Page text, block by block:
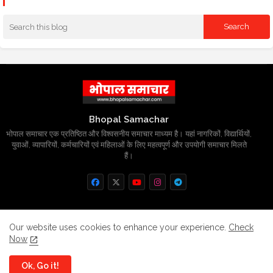
Bhopal Samachar
भोपाल समाचार एक प्रतिष्ठित और विश्वसनीय समाचार माध्यम है। यहां नागरिकों, विद्यार्थियों,
युवाओं, व्यापारियों, कर्मचारियों एवं महिलाओं के लिए महत्वपूर्ण और उपयोगी समाचार मिलते
हैं।
All Right Reserved Copyright
Home About Contact us
Privacy Policy
Our website uses cookies to enhance your experience. Check
Now
Ok, Go it!